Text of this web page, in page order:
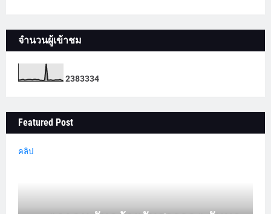
จำนวนผู้เข้าชม
2383334
Featured Post
คลิป